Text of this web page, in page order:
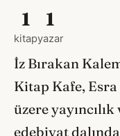
1
kitap
1
yazar
İz Bırakan
Kitap Kafe,
üzere
edebiyat